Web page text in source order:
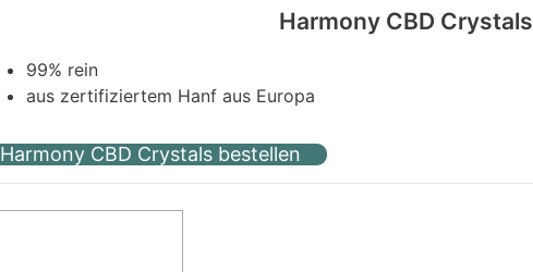
Harmony CBD Crystals
99% rein
aus zertifiziertem Hanf aus Europa
Harmony CBD Crystals bestellen